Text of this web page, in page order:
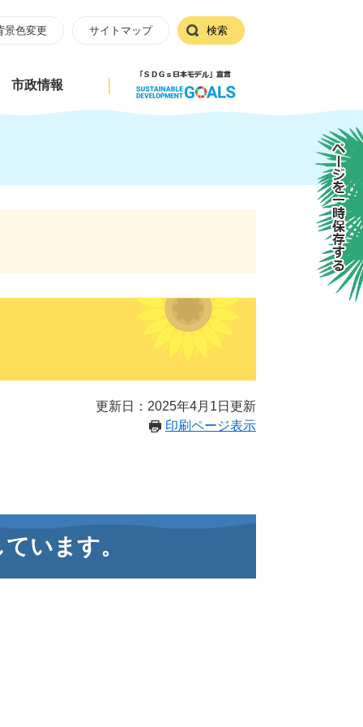
景色変更 サイトマップ 検索
市政情報
更新日：2025年4月1日更新
印刷ページ表示
います。
ページを一時保存する